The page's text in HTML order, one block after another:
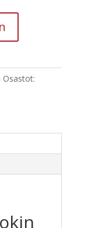
Osastot: